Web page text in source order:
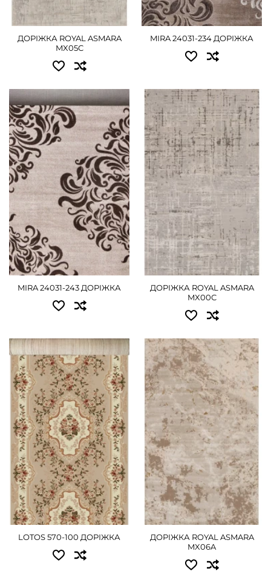
ДОРІЖКА ROYAL ASMARA
MX05C
ДЕТАЛЬНІШЕ
MIRA 24031-234 ДОРІЖКА
Доступні розміри:
0.80x25.00 - 12600 грн
1.00x25.00 - 15750 грн
1.20x25.00 - 18900 грн
1.50x25.00 - 23625 грн
2.00x25.00 - 31500 грн
ДЕТАЛЬНІШЕ
MIRA 24031-243 ДОРІЖКА
Доступні розміри:
0.80 - 720 грн
1.00 - 900 грн
1.20 - 1080 грн
ДЕТАЛЬНІШЕ
ДОРІЖКА ROYAL ASMARA
MX00C
Доступні розміри:
0.80x25.00 - 11700 грн
1.00x25.00 - 14625 грн
1.50x25.00 - 21960 грн
2.00x25.00 - 29250 грн
2.50x25.00 - 36450 грн
ДЕТАЛЬНІШЕ
LOTOS 570-100 ДОРІЖКА
Доступні розміри:
0.80 - 720 грн
1.00 - 900 грн
1.20 - 1080 грн
ДЕТАЛЬНІШЕ
ДОРІЖКА ROYAL ASMARA
MX06A